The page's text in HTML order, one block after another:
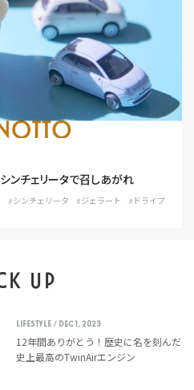
ンチェリータで召しあがれ
#シンチェリータ #ジェラート
#ドライブ
UP
LIFESTYLE / Dec 1, 2023
12年間ありがとう！歴史に名を刻んだ
史上最高のTwinAirエンジン